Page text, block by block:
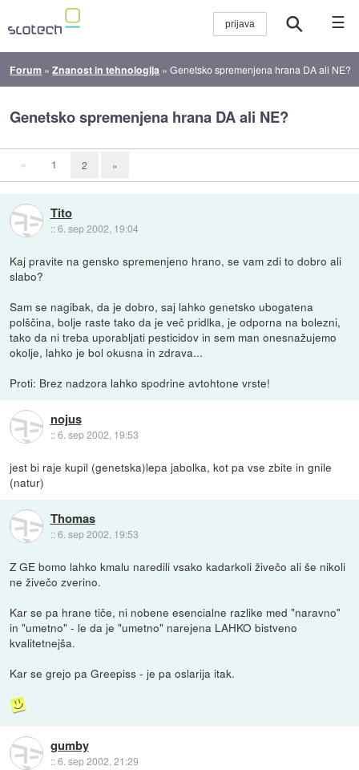
☰
Forum »Znanost in tehnologija »Genetsko spremenjena hrana DA ali NE?
Genetsko spremenjena hrana DA ali NE?
« 1 2 »
Tito
::6. sep 2002, 19:04
Kaj pravite na gensko spremenjeno hrano, se vam zdi to dobro ali
slabo?
Sam se nagibak, da je dobro, saj lahko genetsko ubogatena
polščina, bolje raste tako da je več pridlka, je odporna na bolezni,
tako da ni treba uporabljati pesticidov in sem man onesnažujemo
okolje, lahko je bol okusna in zdrava...
Proti: Brez nadzora lahko spodrine avtohtone vrste!
nojus
::6. sep 2002, 19:53
jest bi raje kupil (genetska)lepa jabolka, kot pa vse zbite in gnile
(natur)
Thomas
::6. sep 2002, 19:53
Z GE bomo lahko kmalu naredili vsako kadarkoli živečo ali še nikoli
ne živečo zverino.
Kar se pa hrane tiče, ni nobene esencialne razlike med "naravno"
in "umetno" - le da je "umetno" narejena LAHKO bistveno
kvalitetnejša.
Kar se grejo pa Greepiss - je pa oslarija itak.
gumby
::6. sep 2002, 21:29